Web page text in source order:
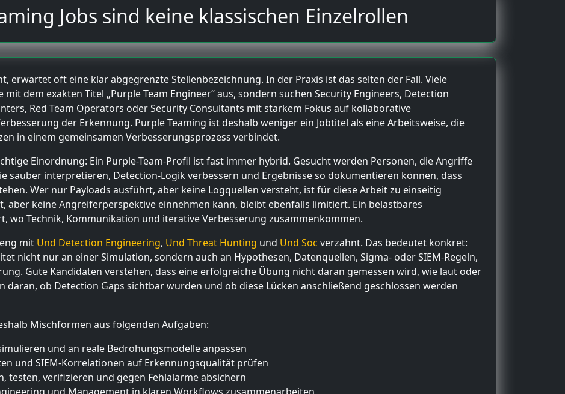
Jobs sind keine klassischen Einzelrollen
erwartet oft eine klar abgegrenzte Stellenbezeichnung. In der Praxis ist das selten der Fall. Viele
dem exakten Titel „Purple Team Engineer“ aus, sondern suchen Security Engineers, Detection
Red Team Operators oder Security Consultants mit starkem Fokus auf kollaborative
der Erkennung. Purple Teaming ist deshalb weniger ein Jobtitel als eine Arbeitsweise, die
in einem gemeinsamen Verbesserungsprozess verbindet.
Einordnung: Ein Purple-Team-Profil ist fast immer hybrid. Gesucht werden Personen, die Angriffe
sauber interpretieren, Detection-Logik verbessern und Ergebnisse so dokumentieren können, dass
Wer nur Payloads ausführt, aber keine Logquellen versteht, ist für diese Arbeit zu einseitig
aber keine Angreiferperspektive einnehmen kann, bleibt ebenfalls limitiert. Ein belastbares
wo Technik, Kommunikation und iterative Verbesserung zusammenkommen.
mit Und Detection Engineering, Und Threat Hunting und Und Soc verzahnt. Das bedeutet konkret:
nicht nur an einer Simulation, sondern auch an Hypothesen, Datenquellen, Sigma- oder SIEM-Regeln,
Gute Kandidaten verstehen, dass eine erfolgreiche Übung nicht daran gemessen wird, wie laut oder
daran, ob Detection Gaps sichtbar wurden und ob diese Lücken anschließend geschlossen werden
Mischformen aus folgenden Aufgaben:
und an reale Bedrohungsmodelle anpassen
und SIEM-Korrelationen auf Erkennungsqualität prüfen
testen, verifizieren und gegen Fehlalarme absichern